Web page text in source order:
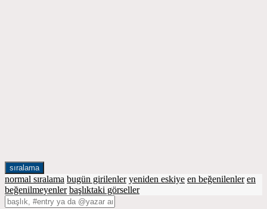
sıralama
normal sıralama bugün girilenler yeniden eskiye en beğenilenler en
beğenilmeyenler başlıktaki görseller